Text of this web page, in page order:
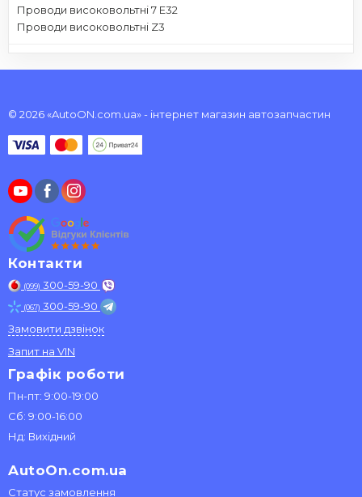
Проводи високовольтні 7 E32
Проводи високовольтні Z3
© 2026 «AutoON.com.ua» - інтернет магазин автозапчастин
Контакти
(099) 300-59-90
(067) 300-59-90
Замовити дзвінок
Запит на VIN
Графік роботи
Пн-пт: 9:00-19:00
Сб: 9:00-16:00
Нд: Вихідний
AutoOn.com.ua
Статус замовлення